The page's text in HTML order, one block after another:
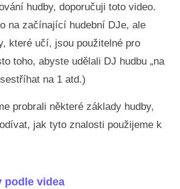
hudby, doporučuji toto video.
na začínající hudební DJe, ale
které učí, jsou použitelné pro
toho, abyste udělali DJ hudbu „na
na 1 atd.)
probrali některé základy hudby,
jak tyto znalosti použijeme k
podle videa